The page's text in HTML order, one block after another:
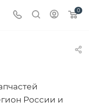
0
России и